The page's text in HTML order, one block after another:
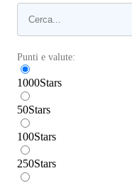
Punti e valute:
1000Stars
50Stars
100Stars
250Stars